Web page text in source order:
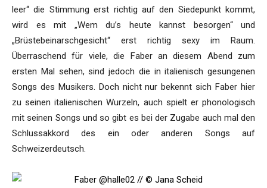
leer“ die Stimmung erst richtig auf den Siedepunkt kommt,
wird es mit „Wem du’s heute kannst besorgen“ und
„Brüstebeinarschgesicht“ erst richtig sexy im Raum.
Überraschend für viele, die Faber an diesem Abend zum
ersten Mal sehen, sind jedoch die in italienisch gesungenen
Songs des Musikers. Doch nicht nur bekennt sich Faber hier
zu seinen italienischen Wurzeln, auch spielt er phonologisch
mit seinen Songs und so gibt es bei der Zugabe auch mal den
Schlussakkord des ein oder anderen Songs auf
Schweizerdeutsch.